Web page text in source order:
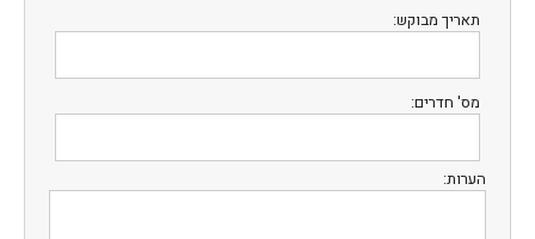
תאריך מבוקש:
מס' חדרים:
הערות: